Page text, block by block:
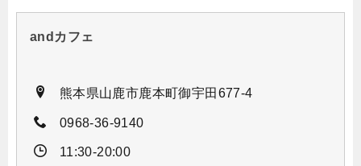
andカフェ
熊本県山鹿市鹿本町御宇田677-4
0968-36-9140
11:30-20:00